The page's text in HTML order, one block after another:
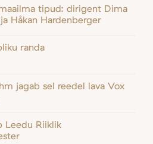
tipud: dirigent Dima
Håkan Hardenberger
randa
jagab sel reedel lava Vox
Leedu Riiklik